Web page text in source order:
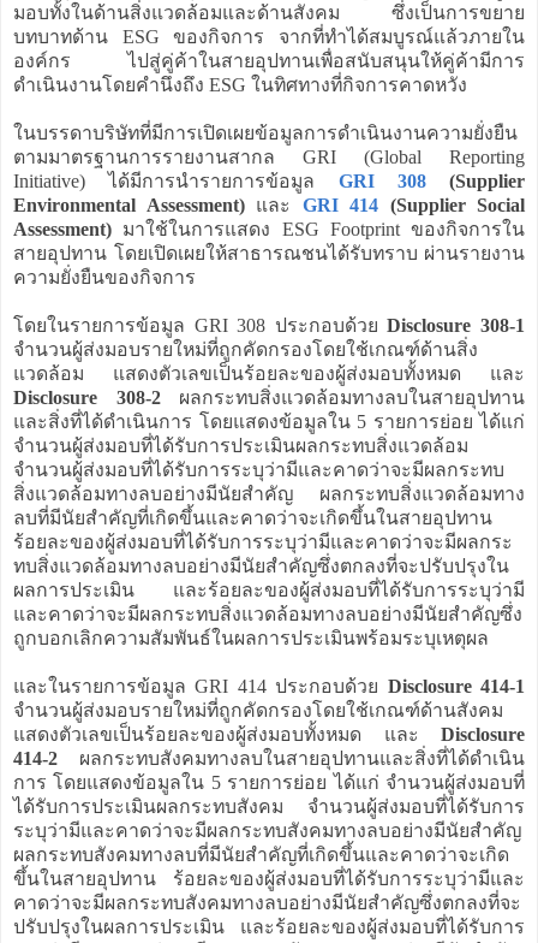
มอบทั้งในด้านสิ่งแวดล้อมและด้านสังคม ซึ่งเป็นการขยาย
บทบาทด้าน ESG ของกิจการ จากที่ทำได้สมบูรณ์แล้วภายใน
องค์กร ไปสู่คู่ค้าในสายอุปทานเพื่อสนับสนุนให้คู่ค้ามีการ
ดำเนินงานโดยคำนึงถึง ESG ในทิศทางที่กิจการคาดหวัง
ในบรรดาบริษัทที่มีการเปิดเผยข้อมูลการดำเนินงานความยั่งยืน
ตามมาตรฐานการรายงานสากล GRI (Global Reporting
Initiative) ได้มีการนำรายการข้อมูล GRI 308(Supplier
Environmental Assessment)และ GRI 414 (Supplier Social
Assessment) มาใช้ในการแสดง ESG Footprint ของกิจการใน
สายอุปทาน โดยเปิดเผยให้สาธารณชนได้รับทราบ ผ่านรายงาน
ความยั่งยืนของกิจการ
โดยในรายการข้อมูล GRI 308 ประกอบด้วยDisclosure 308-1
จำนวนผู้ส่งมอบรายใหม่ที่ถูกคัดกรองโดยใช้เกณฑ์ด้านสิ่ง
แวดล้อม แสดงตัวเลขเป็นร้อยละของผู้ส่งมอบทั้งหมด และ
Disclosure 308-2ผลกระทบสิ่งแวดล้อมทางลบในสายอุปทาน
และสิ่งที่ได้ดำเนินการ โดยแสดงข้อมูลใน 5 รายการย่อย ได้แก่
จำนวนผู้ส่งมอบที่ได้รับการประเมินผลกระทบสิ่งแวดล้อม
จำนวนผู้ส่งมอบที่ได้รับการระบุว่ามีและคาดว่าจะมีผลกระทบ
สิ่งแวดล้อมทางลบอย่างมีนัยสำคัญ ผลกระทบสิ่งแวดล้อมทาง
ลบที่มีนัยสำคัญที่เกิดขึ้นและคาดว่าจะเกิดขึ้นในสายอุปทาน
ร้อยละของผู้ส่งมอบที่ได้รับการระบุว่ามีและคาดว่าจะมีผลกระ
ทบสิ่งแวดล้อมทางลบอย่างมีนัยสำคัญซึ่งตกลงที่จะปรับปรุงใน
ผลการประเมิน และร้อยละของผู้ส่งมอบที่ได้รับการระบุว่ามี
และคาดว่าจะมีผลกระทบสิ่งแวดล้อมทางลบอย่างมีนัยสำคัญซึ่ง
ถูกบอกเลิกความสัมพันธ์ในผลการประเมินพร้อมระบุเหตุผล
และในรายการข้อมูล GRI 414 ประกอบด้วย Disclosure 414-1
จำนวนผู้ส่งมอบรายใหม่ที่ถูกคัดกรองโดยใช้เกณฑ์ด้านสังคม
แสดงตัวเลขเป็นร้อยละของผู้ส่งมอบทั้งหมด และ Disclosure
414-2 ผลกระทบสังคมทางลบในสายอุปทานและสิ่งที่ได้ดำเนิน
การ โดยแสดงข้อมูลใน 5 รายการย่อย ได้แก่ จำนวนผู้ส่งมอบที่
ได้รับการประเมินผลกระทบสังคม จำนวนผู้ส่งมอบที่ได้รับการ
ระบุว่ามีและคาดว่าจะมีผลกระทบสังคมทางลบอย่างมีนัยสำคัญ
ผลกระทบสังคมทางลบที่มีนัยสำคัญที่เกิดขึ้นและคาดว่าจะเกิด
ขึ้นในสายอุปทาน ร้อยละของผู้ส่งมอบที่ได้รับการระบุว่ามีและ
คาดว่าจะมีผลกระทบสังคมทางลบอย่างมีนัยสำคัญซึ่งตกลงที่จะ
ปรับปรุงในผลการประเมิน และร้อยละของผู้ส่งมอบที่ได้รับการ